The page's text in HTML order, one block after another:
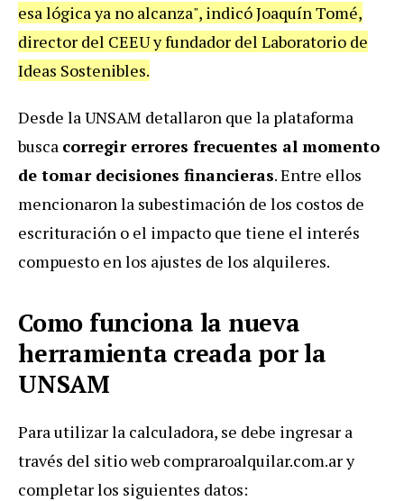
esa lógica ya no alcanza", indicó Joaquín Tomé,
director del CEEU y fundador del Laboratorio de
Ideas Sostenibles.
Desde la UNSAM detallaron que la plataforma
busca corregir errores frecuentes al momento
de tomar decisiones financieras. Entre ellos
mencionaron la subestimación de los costos de
escrituración o el impacto que tiene el interés
compuesto en los ajustes de los alquileres.
Como funciona la nueva
herramienta creada por la
UNSAM
Para utilizar la calculadora, se debe ingresar a
través del sitio web compraroalquilar.com.ar y
completar los siguientes datos: